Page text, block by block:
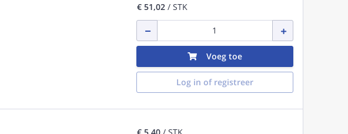
€ 51,02/ STK
Voeg toe
Log in of registreer